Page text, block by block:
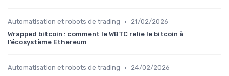
Automatisation et robots de trading •
21/02/2026
Wrapped bitcoin : comment le WBTC relie le bitcoin à
l’écosystème Ethereum
Automatisation et robots de trading •
24/02/2026